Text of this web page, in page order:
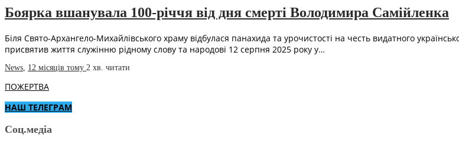
Боярка вшанувала 100-річчя від дня смерті Володимира Самійленка
Біля Свято-Архангело-Михайлівського храму відбулася панахида та урочистості на честь видатного
присвятив життя служінню рідному слову та народові 12 серпня 2025 року у…
News, 12 місяців тому 2 хв. читати
ПОЖЕРТВА
НАШ ТЕЛЕГРАМ
Соц.медіа